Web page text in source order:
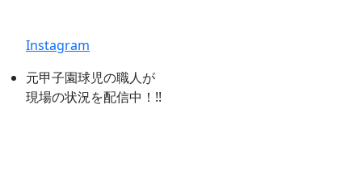
Instagram
元甲子園球児の職人が
現場の状況を配信中！!!